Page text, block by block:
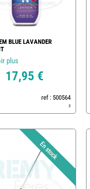
BLUE LAVANDER
plus
17,95 €
ref : 500564
3